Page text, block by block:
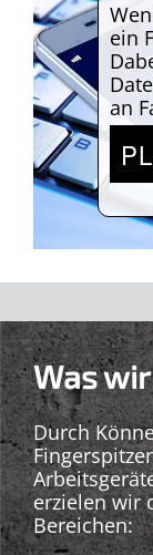
ein
an
Was
Durch
erzielen wir
Bereichen: